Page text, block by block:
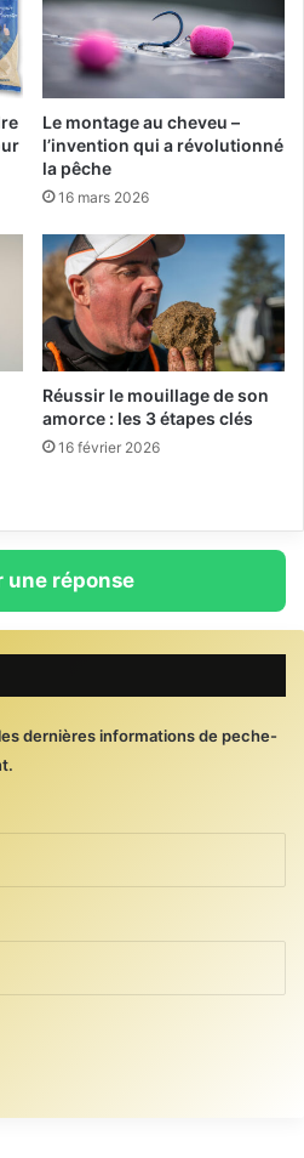
Le montage au cheveu –
l’invention qui a révolutionné
la pêche
16 mars 2026
Réussir le mouillage de son
amorce : les 3 étapes clés
16 février 2026
une réponse
dernières informations de peche-